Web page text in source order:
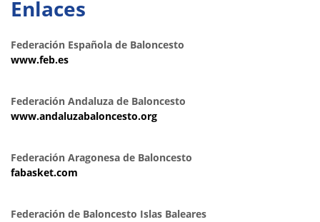
Enlaces
Federación Española de Baloncesto
www.feb.es
Federación Andaluza de Baloncesto
www.andaluzabaloncesto.org
Federación Aragonesa de Baloncesto
fabasket.com
Federación de Baloncesto Islas Baleares